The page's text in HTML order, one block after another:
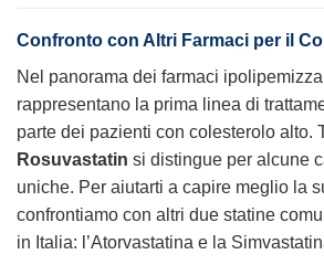
Confronto con Altri Farmaci per il
Nel panorama dei farmaci
rappresentano la prima linea di
parte dei pazienti con colesterolo alto.
Rosuvastatin si distingue per alcune
uniche. Per aiutarti a capire meglio la
confrontiamo con altri due statine
in Italia: l’Atorvastatina e la